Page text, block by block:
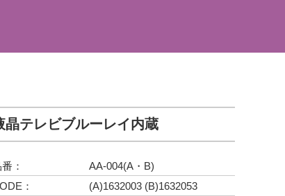
晶テレビブルーレイ内蔵
：
AA-004(A・B)
：
(A)1632003 (B)1632053